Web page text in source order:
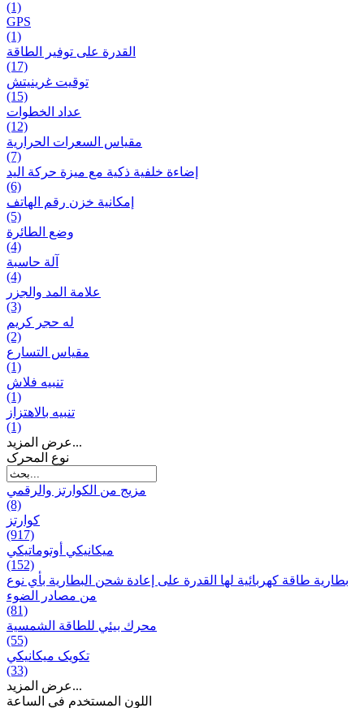
(1)
GPS
(1)
القدرة على توفير الطاقة
(17)
توقيت غرينيتش
(15)
عداد الخطوات
(12)
مقیاس السعرات الحرارية
(7)
إضاءة خلفية ذكية مع ميزة حرکة اليد
(6)
إمكانية خزن رقم الهاتف
(5)
وضع الطائرة
(4)
آلة حاسبة
(4)
علامة المد والجزر
(3)
له حجر كريم
(2)
مقياس التسارع
(1)
تنبيه فلاش
(1)
تنبيه بالاهتزاز
(1)
عرض المزيد...
نوع المحرک
مزيج من الكوارتز والرقمي
(8)
كوارتز
(917)
ميكانيكي أوتوماتيكي
(152)
بطارية طاقة كهربائية لها القدرة على إعادة شحن البطارية بأي نوع
من مصادر الضوء
(81)
محرك بيئي للطاقة الشمسية
(55)
تکویک ميكانيكي
(33)
عرض المزيد...
اللون المستخدم في الساعة